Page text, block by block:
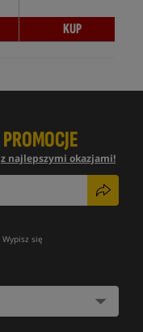
KUP
PROMOCJE
z najlepszymi okazjami!
Wypisz się